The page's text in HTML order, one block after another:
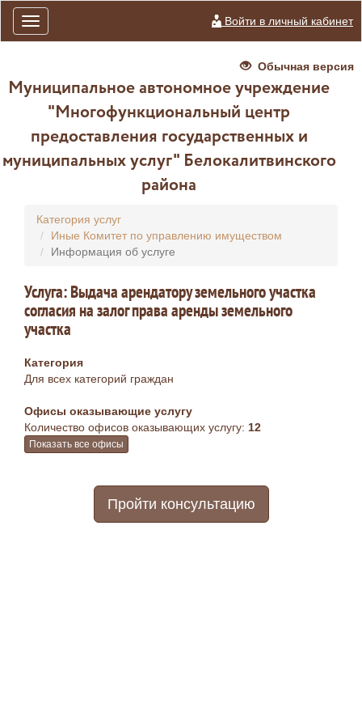
Toggle
navigation
Войти в личный кабинет
Обычная версия
Муниципальное автономное учреждение
"Многофункциональный центр
предоставления государственных и
муниципальных услуг" Белокалитвинского
района
Категория услуг
Иные Комитет по управлению имуществом
Информация об услуге
Услуга: Выдача арендатору земельного участка
согласия на залог права аренды земельного
участка
Категория
Для всех категорий граждан
Офисы оказывающие услугу
Количество офисов оказывающих услугу: 12
Показать все офисы
Пройти консультацию